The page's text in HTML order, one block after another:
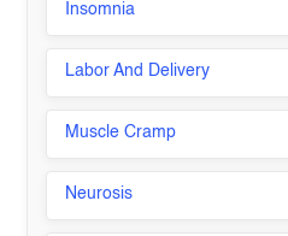
Insomnia
Labor And Delivery
Muscle Cramp
Neurosis